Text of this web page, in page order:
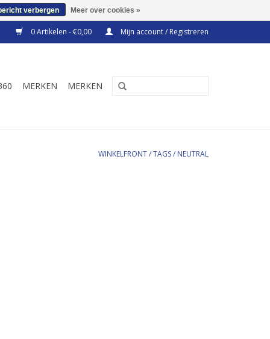
0 Artikelen - €0,00 Mijn account / Registreren
MERKEN MERKEN
WINKELFRONT/TAGS/ NEUTRAL
verbergen Meer over cookies »